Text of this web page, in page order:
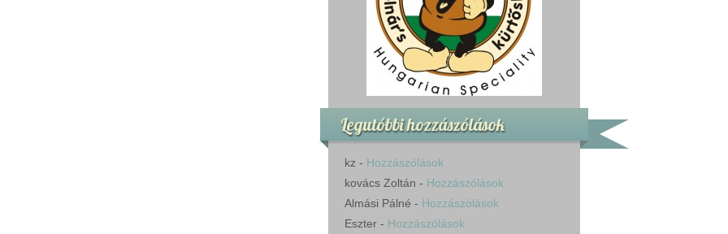
Legutóbbi hozzászólások
kz - Hozzászólások
kovács Zoltán - Hozzászólások
Almási Pálné - Hozzászólások
Eszter - Hozzászólások